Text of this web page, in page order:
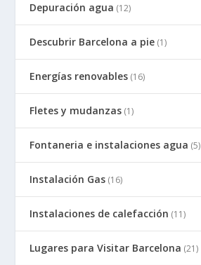
Depuración agua (12)
Descubrir Barcelona a pie (1)
Energías renovables (16)
Fletes y mudanzas (1)
Fontaneria e instalaciones agua (5)
Instalación Gas (16)
Instalaciones de calefacción (11)
Lugares para Visitar Barcelona (21)